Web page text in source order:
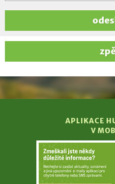
APLIKACE
V